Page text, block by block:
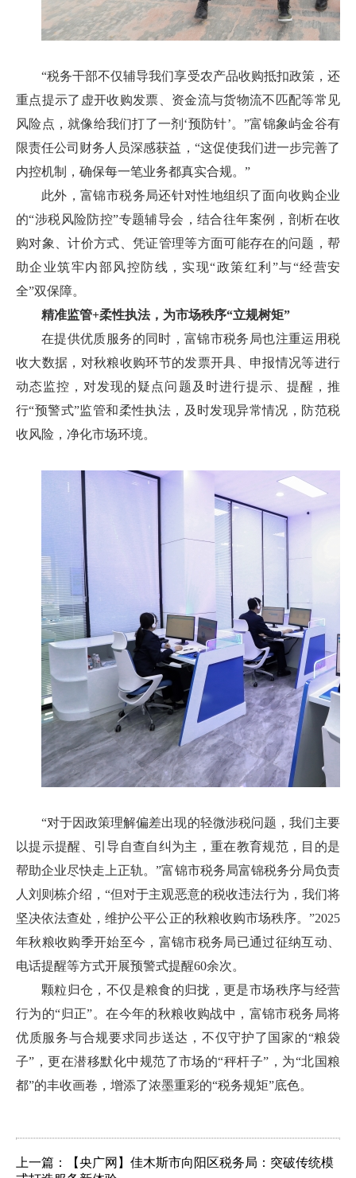
“税务干部不仅辅导我们享受农产品收购抵扣政策，还
重点提示了虚开收购发票、资金流与货物流不匹配等常见
风险点，就像给我们打了一剂‘预防针’。”富锦象屿金谷有
限责任公司财务人员深感获益，“这促使我们进一步完善了
内控机制，确保每一笔业务都真实合规。”
此外，富锦市税务局还针对性地组织了面向收购企业
的“涉税风险防控”专题辅导会，结合往年案例，剖析在收
购对象、计价方式、凭证管理等方面可能存在的问题，帮
助企业筑牢内部风控防线，实现“政策红利”与“经营安
全”双保障。
精准监管+柔性执法，为市场秩序“立规树矩”
在提供优质服务的同时，富锦市税务局也注重运用税
收大数据，对秋粮收购环节的发票开具、申报情况等进行
动态监控，对发现的疑点问题及时进行提示、提醒，推
行“预警式”监管和柔性执法，及时发现异常情况，防范税
收风险，净化市场环境。
“对于因政策理解偏差出现的轻微涉税问题，我们主要
以提示提醒、引导自查自纠为主，重在教育规范，目的是
帮助企业尽快走上正轨。”富锦市税务局富锦税务分局负责
人刘则栋介绍，“但对于主观恶意的税收违法行为，我们将
坚决依法查处，维护公平公正的秋粮收购市场秩序。”2025
年秋粮收购季开始至今，富锦市税务局已通过征纳互动、
电话提醒等方式开展预警式提醒60余次。
颗粒归仓，不仅是粮食的归拢，更是市场秩序与经营
行为的“归正”。在今年的秋粮收购战中，富锦市税务局将
优质服务与合规要求同步送达，不仅守护了国家的“粮袋
子”，更在潜移默化中规范了市场的“秤杆子”，为“北国粮
都”的丰收画卷，增添了浓墨重彩的“税务规矩”底色。
上一篇：【央广网】佳木斯市向阳区税务局：突破传统模